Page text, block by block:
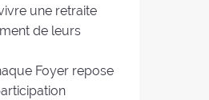
une retraite
de leurs
Foyer repose